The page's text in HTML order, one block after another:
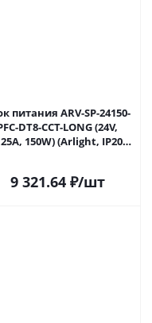
питания ARV-SP-24150-
DT8-CCT-LONG (24V,
150W) (Arlight, IP20
9 321.64₽/шт